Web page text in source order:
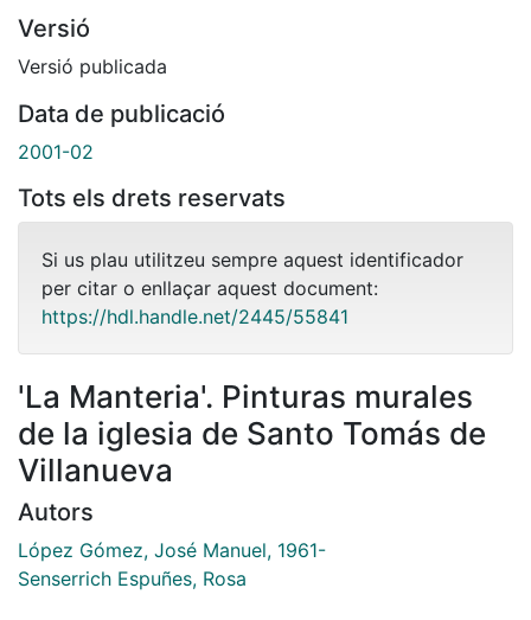
Versió
Versió publicada
Data de publicació
2001-02
Tots els drets reservats
Si us plau utilitzeu sempre aquest identificador
per citar o enllaçar aquest document:
https://hdl.handle.net/2445/55841
'La Manteria'. Pinturas murales
de la iglesia de Santo Tomás de
Villanueva
Autors
López Gómez, José Manuel, 1961-
Senserrich Espuñes, Rosa